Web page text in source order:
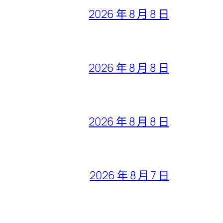
2026 年 8 月 8 日
2026 年 8 月 8 日
2026 年 8 月 8 日
2026 年 8 月 7 日